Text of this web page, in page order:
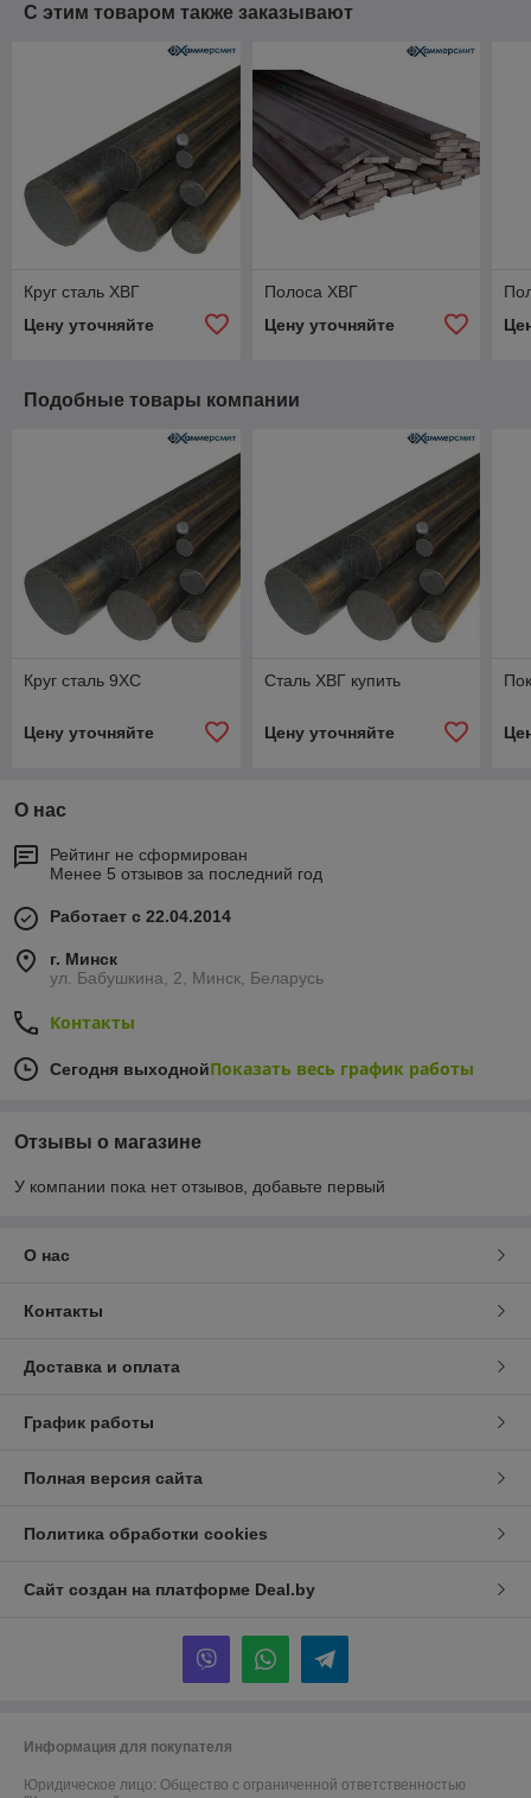
С этим товаром также заказывают
Круг сталь ХВГ
Цену уточняйте
Полоса ХВГ
Цену уточняйте
Подобные товары компании
Круг сталь 9ХС
Цену уточняйте
Сталь ХВГ купить
Цену уточняйте
О нас
Рейтинг не сформирован
Менее 5 отзывов за последний год
Работает с 22.04.2014
г. Минск
ул. Бабушкина, 2, Минск, Беларусь
Контакты
Сегодня выходнойПоказать весь график работы
Отзывы о магазине
У компании пока нет отзывов, добавьте первый
О нас
Контакты
Доставка и оплата
График работы
Полная версия сайта
Политика обработки cookies
Сайт создан на платформе Deal.by
Информация для покупателя
Юридическое лицо: Общество с ограниченной ответственностью